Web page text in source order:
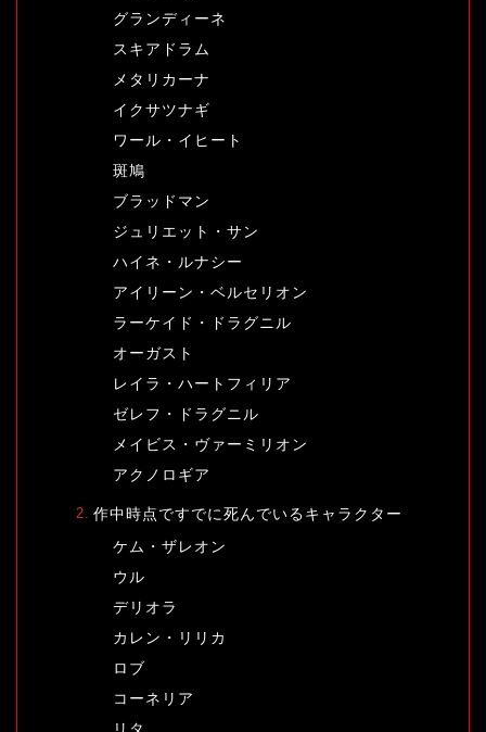
グランディーネ
スキアドラム
メタリカーナ
イクサツナギ
ワール・イヒート
斑鳩
ブラッドマン
ジュリエット・サン
ハイネ・ルナシー
アイリーン・ベルセリオン
ラーケイド・ドラグニル
オーガスト
レイラ・ハートフィリア
ゼレフ・ドラグニル
メイビス・ヴァーミリオン
アクノロギア
作中時点ですでに死んでいるキャラクター
ケム・ザレオン
ウル
デリオラ
カレン・リリカ
ロブ
コーネリア
リタ